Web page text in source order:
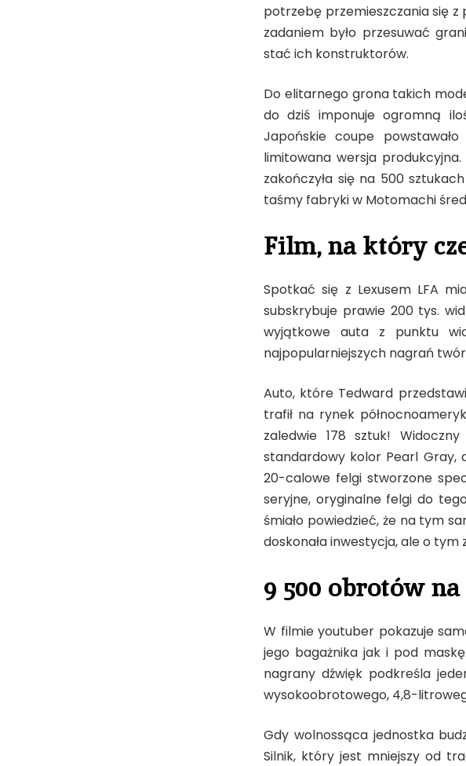
potrzebę przemieszczania się z
zadaniem było przesuwać
stać ich konstruktorów.
Do elitarnego grona takich
do dziś imponuje ogromną
Japońskie coupe
limitowana wersja
zakończyła się na 500
taśmy fabryki w Motomachi
Film, na który
Spotkać się z Lexusem LFA
subskrybuje prawie 200 tys.
wyjątkowe auta z punktu
najpopularniejszych nagrań
Auto, które Tedward
trafił na rynek
zaledwie 178 sztuk!
standardowy kolor Pearl Gray,
20-calowe felgi stworzone
seryjne, oryginalne felgi do
śmiało powiedzieć, że na tym
doskonała inwestycja, ale o tym
9 500 obrotów
W filmie youtuber pokazuje
jego bagażnika jak i pod
nagrany dźwięk podkreśla
wysokoobrotowego, 4,8-
Gdy wolnossąca jednostka
Silnik, który jest mniejszy od